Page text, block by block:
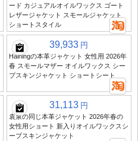
ード カジュアルオイルワックス ゴート
レザージャケット スモールジャケット
ショートスタイル
39,933 円
Hainingの本革ジャケット 女性用 2026年
春 スモールマザー オイルワックス シー
プスキンジャケット ショートシート
31,113 円
袁泉の同じ本革ジャケット 2026年春の
女性用ショート 新入りオイルワックスシ
ープスキンジャケット